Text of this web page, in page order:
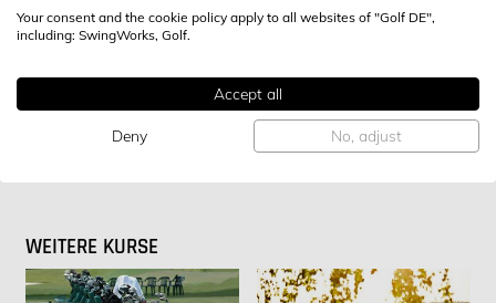
GOLF SCHNUPPERKURS
Sa, 23.05.2026
14:00-16:00
WEITERE KURSE
Your consent and the cookie policy apply to all websites of "Golf DE",
including: SwingWorks, Golf.
Accept all
Deny No, adjust